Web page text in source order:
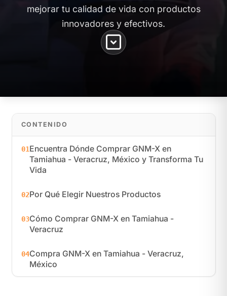
mejorar tu calidad de vida con productos
innovadores y efectivos.
CONTENIDO
01Encuentra Dónde Comprar GNM-X en
Tamiahua - Veracruz, México y Transforma Tu
Vida
02Por Qué Elegir Nuestros Productos
03Cómo Comprar GNM-X en Tamiahua -
Veracruz
04Compra GNM-X en Tamiahua - Veracruz,
México